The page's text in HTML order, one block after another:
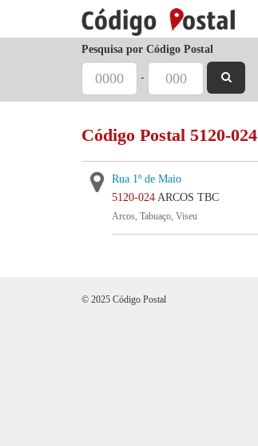
Pesquisa por Código Postal
-
Código Postal 5120-024
Rua 1º de Maio
5120-024 ARCOS TBC
Arcos, Tabuaço, Viseu
© 2025 Código Postal